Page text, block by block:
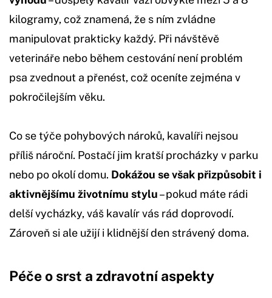
kilogramy, což znamená, že s ním zvládne
manipulovat prakticky každý. Při návštěvě
veterináře nebo během cestování není problém
psa zvednout a přenést, což oceníte zejména v
pokročilejším věku.
Co se týče pohybových nároků, kavalíři nejsou
příliš nároční. Postačí jim kratší procházky v parku
nebo po okolí domu. Dokážou se však přizpůsobit i
aktivnějšímu životnímu stylu– pokud máte rádi
delší vycházky, váš kavalír vás rád doprovodí.
Zároveň si ale užijí i klidnější den strávený doma.
Péče o srst a zdravotní aspekty